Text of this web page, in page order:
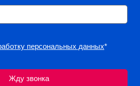
персональных данных*